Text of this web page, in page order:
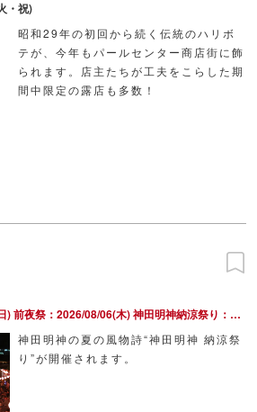
・祝)
昭和29年の初回から続く伝統のハリボ
テが、今年もパールセンター商店街に飾
られます。店主たちが工夫をこらした期
間中限定の露店も多数！
2026/08/06(木) 神田明神納涼祭り：2026/08/07(金) ～ 2026/08/09(日)
神田明神の夏の風物詩“神田明神 納涼祭
り”が開催されます。